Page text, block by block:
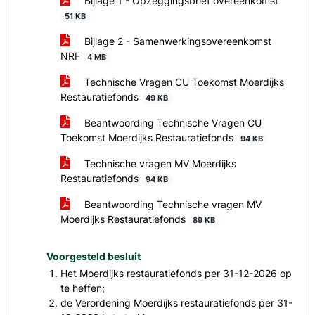
51 KB
Bijlage 2 - Samenwerkingsovereenkomst
NRF
4 MB
Technische Vragen CU Toekomst Moerdijks
Restauratiefonds
49 KB
Beantwoording Technische Vragen CU
Toekomst Moerdijks Restauratiefonds
94 KB
Technische vragen MV Moerdijks
Restauratiefonds
94 KB
Beantwoording Technische vragen MV
Moerdijks Restauratiefonds
89 KB
Voorgesteld besluit
Het Moerdijks restauratiefonds per 31-12-2026 op
te heffen;
de Verordening Moerdijks restauratiefonds per 31-